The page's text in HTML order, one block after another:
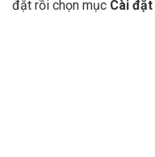
đặt rồi chọn mục Cài đặt